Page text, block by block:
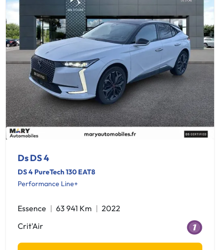
Ds DS 4
DS 4 PureTech 130 EAT8
Performance Line+
Essence 63 941 Km
2022
Crit'Air